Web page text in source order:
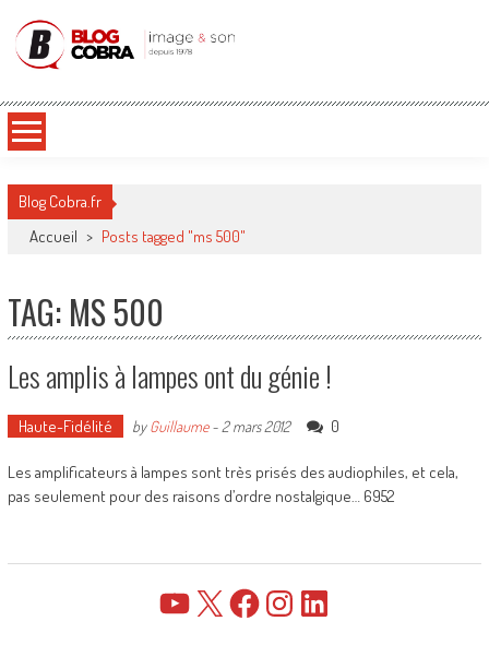
Blog Cobra
Blog Cobra.fr
Accueil > Posts tagged "ms 500"
TAG: MS 500
Les amplis à lampes ont du génie !
Haute-Fidélité byGuillaume- 2 mars 2012 0
Les amplificateurs à lampes sont très prisés des audiophiles, et cela,
pas seulement pour des raisons d’ordre nostalgique… 6952
YouTube FacebookInstagramLinkedIn